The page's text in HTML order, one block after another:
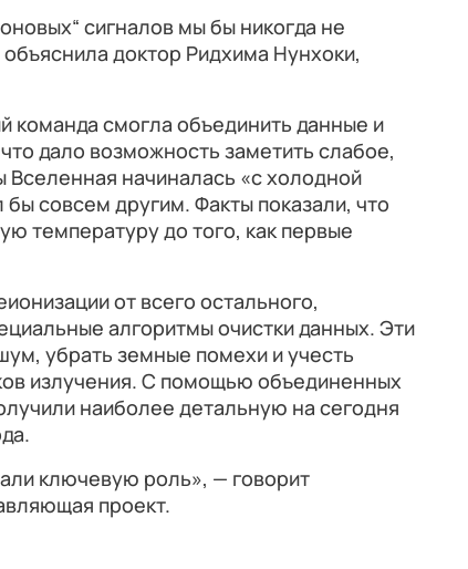
сигналов мы бы никогда не
доктор Ридхима Нунхоки,
команда смогла объединить данные и
дало возможность заметить слабое,
Вселенная начиналась «с холодной
совсем другим. Факты показали, что
температуру до того, как первые
от всего остального,
алгоритмы очистки данных. Эти
убрать земные помехи и учесть
излучения. С помощью объединенных
наиболее детальную на сегодня
ключевую роль», — говорит
проект.